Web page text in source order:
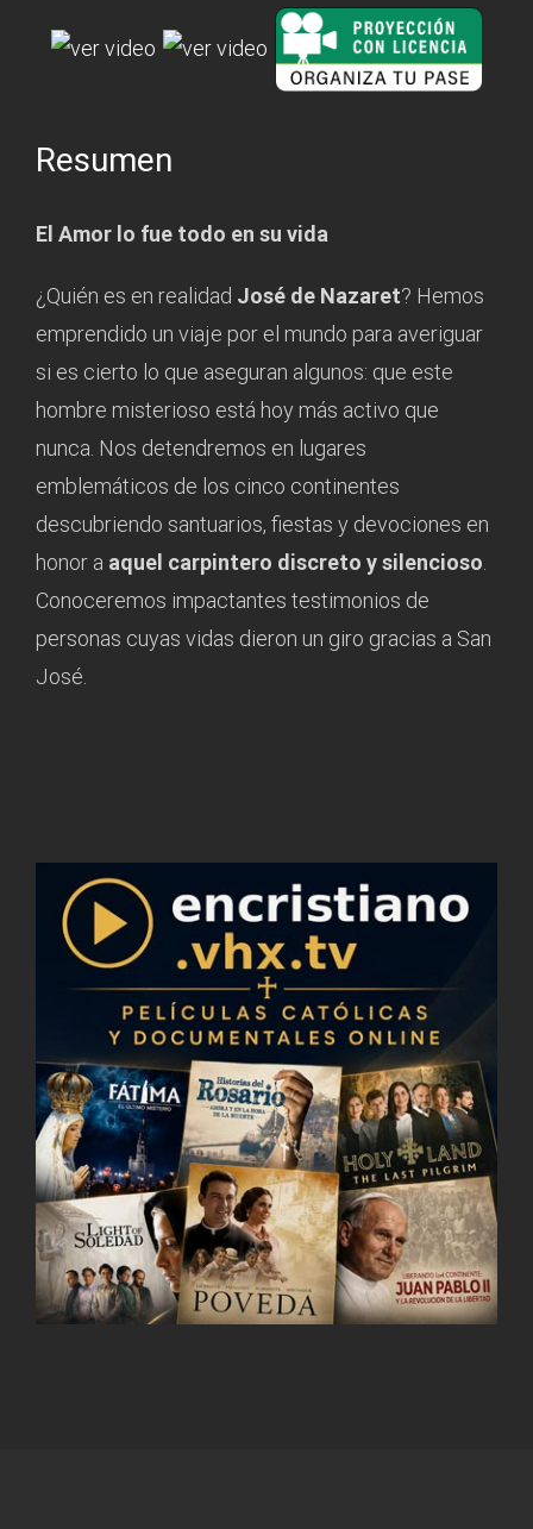
Resumen
El Amor lo fue todo en su vida
¿Quién es en realidad José de Nazaret? Hemos
emprendido un viaje por el mundo para averiguar
si es cierto lo que aseguran algunos: que este
hombre misterioso está hoy más activo que
nunca. Nos detendremos en lugares
emblemáticos de los cinco continentes
descubriendo santuarios, fiestas y devociones en
honor a aquel carpintero discreto y silencioso.
Conoceremos impactantes testimonios de
personas cuyas vidas dieron un giro gracias a San
José.